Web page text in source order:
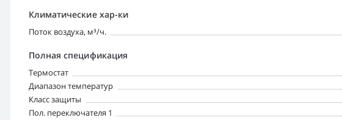
Климатические хар-ки
Поток воздуха, м³/ч.
Полная спецификация
Tермостат
Диапазон температур
Класс защиты
Пол. переключателя 1